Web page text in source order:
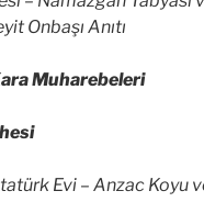
Onbaşı Anıtı
Muharebeleri
Evi – Anzac Koyu